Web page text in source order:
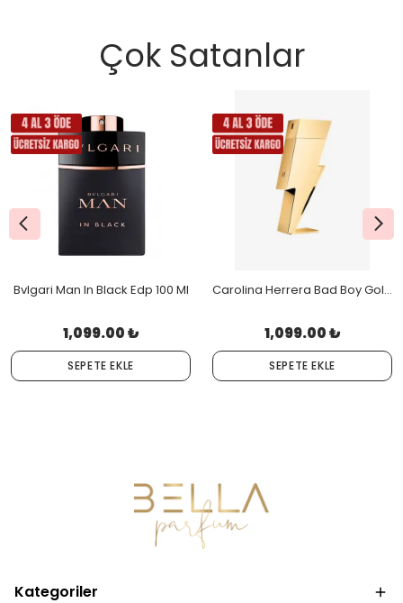
Çok Satanlar
Bvlgari Man In Black Edp 100 Ml
1,099.00 ₺
SEPETE EKLE
Carolina Herrera Bad Boy Gold Fantasy Men Edt 100 ML
1,099.00 ₺
SEPETE EKLE
Kategoriler